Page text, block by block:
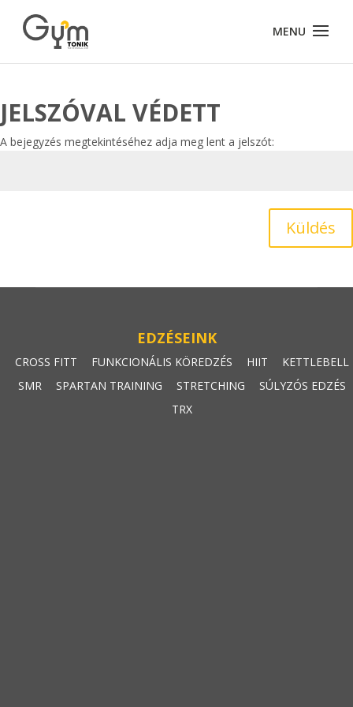
JELSZÓVAL VÉDETT
A bejegyzés megtekintéséhez adja meg lent a jelszót:
Küldés
EDZÉSEINK
CROSS FITT FUNKCIONÁLIS KÖREDZÉS HIIT
KETTLEBELL
SMR
SPARTAN TRAINING STRETCHING
SÚLYZÓS EDZÉS
TRX